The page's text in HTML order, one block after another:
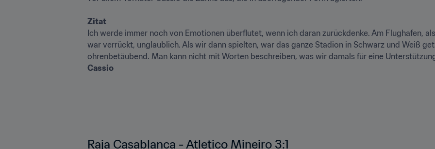
Zitat
Ich werde immer noch von Emotionen überflutet, wenn ich daran zurückdenke. Am Flughafen,
war verrückt, unglaublich. Als wir dann spielten, war das ganze Stadion in Schwarz und Weiß
Cassio
Raja Casablanca - Atletico Mineiro 3:1